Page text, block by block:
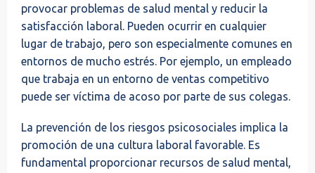
provocar problemas de salud mental y reducir la
satisfacción laboral. Pueden ocurrir en cualquier
lugar de trabajo, pero son especialmente comunes en
entornos de mucho estrés. Por ejemplo, un empleado
que trabaja en un entorno de ventas competitivo
puede ser víctima de acoso por parte de sus colegas.
La prevención de los riesgos psicosociales implica la
promoción de una cultura laboral favorable. Es
fundamental proporcionar recursos de salud mental,